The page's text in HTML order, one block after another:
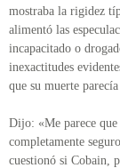
mostraba la rigidez
alimentó las
incapacitado o
inexactitudes
que su muerte
Dijo: «Me parece
completamente
cuestionó si Cobain,